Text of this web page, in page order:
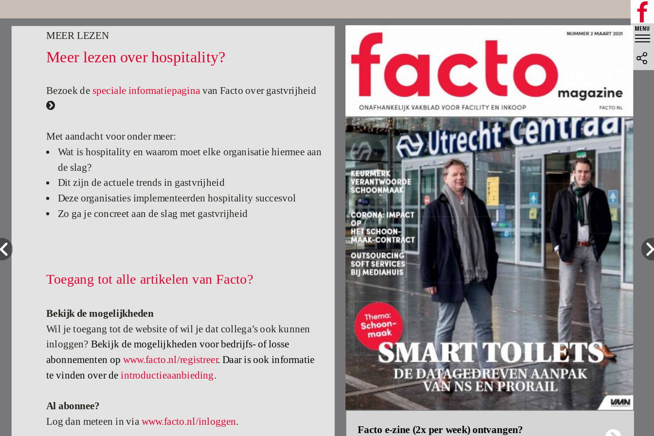
MEER LEZEN
Meer lezen over hospitality?
Bezoek despeciale informatiepagina van Facto over gastvrijheid

Met aandacht voor onder meer:
Wat is hospitality en waarom moet elke organisatie hiermee aan
de slag?
Dit zijn de actuele trends in gastvrijheid
Deze organisaties implementeerden hospitality succesvol
Zo ga je concreet aan de slag met gastvrijheid
Toegang tot alle artikelen van Facto?
Bekijk de mogelijkheden
Wil je toegang tot de website of wil je dat collega’s ook kunnen
inloggen? Bekijk de mogelijkheden voor bedrijfs- of losse
abonnementen op www.facto.nl/registreer. Daar is ook informatie
te vinden over deintroductieaanbieding.
Al abonnee?
Log dan meteen in via www.facto.nl/inloggen.
Facto e-zine (2x per week) ontvangen?